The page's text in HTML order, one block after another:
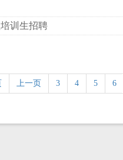
训生招聘
上一页 3 4 5 6